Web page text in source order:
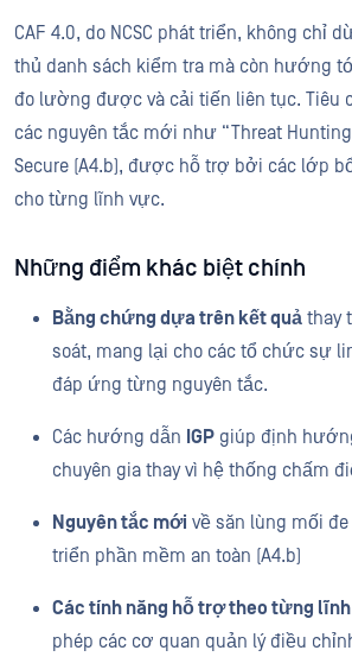
CAF 4.0, do NCSC phát triển, không chỉ
thủ danh sách kiểm tra mà còn hướng
đo lường được và cải tiến liên tục. Tiêu
các nguyên tắc mới như “Threat
Secure (A4.b), được hỗ trợ bởi các lớp
cho từng lĩnh vực.
Những điểm khác biệt chính
Bằng chứng dựa trên kết quả thay
soát, mang lại cho các tổ chức sự
đáp ứng từng nguyên tắc.
Các hướng dẫn IGP giúp định
chuyên gia thay vì hệ thống chấm
Nguyên tắc mới về săn lùng mối đe
triển phần mềm an toàn (A4.b)
Các tính năng hỗ trợ theo từng
phép các cơ quan quản lý điều